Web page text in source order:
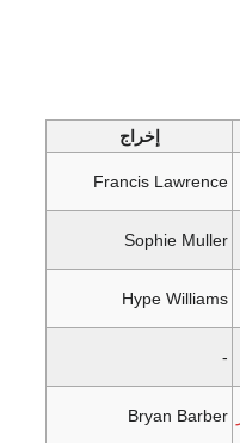
إخراج
Francis Lawrence
Sophie Muller
Hype Williams
-
Bryan Barber